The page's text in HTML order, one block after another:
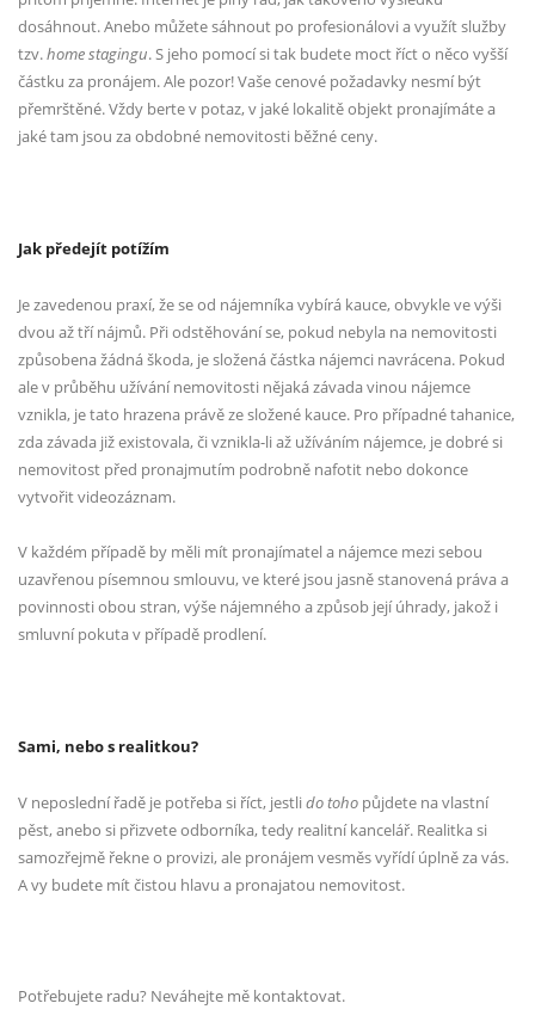
dosáhnout. Anebo můžete sáhnout po profesionálovi a využít služby
tzv.home stagingu. S jeho pomocí si tak budete moct říct o něco vyšší
částku za pronájem. Ale pozor! Vaše cenové požadavky nesmí být
přemrštěné. Vždy berte v potaz, v jaké lokalitě objekt pronajímáte a
jaké tam jsou za obdobné nemovitosti běžné ceny.
Jak předejít potížím
Je zavedenou praxí, že se od nájemníka vybírá kauce, obvykle ve výši
dvou až tří nájmů. Při odstěhování se, pokud nebyla na nemovitosti
způsobena žádná škoda, je složená částka nájemci navrácena. Pokud
ale v průběhu užívání nemovitosti nějaká závada vinou nájemce
vznikla, je tato hrazena právě ze složené kauce. Pro případné tahanice,
zda závada již existovala, či vznikla-li až užíváním nájemce, je dobré si
nemovitost před pronajmutím podrobně nafotit nebo dokonce
vytvořit videozáznam.
V každém případě by měli mít pronajímatel a nájemce mezi sebou
uzavřenou písemnou smlouvu, ve které jsou jasně stanovená práva a
povinnosti obou stran, výše nájemného a způsob její úhrady, jakož i
smluvní pokuta v případě prodlení.
Sami, nebo s realitkou?
V neposlední řadě je potřeba si říct, jestlido toho půjdete na vlastní
pěst, anebo si přizvete odborníka, tedy realitní kancelář. Realitka si
samozřejmě řekne o provizi, ale pronájem vesměs vyřídí úplně za vás.
A vy budete mít čistou hlavu a pronajatou nemovitost.
Potřebujete radu? Neváhejte mě kontaktovat.